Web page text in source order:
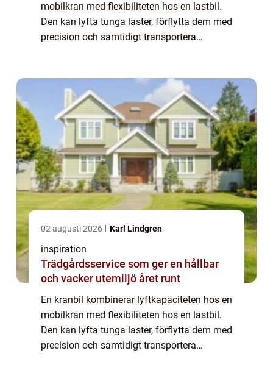
mobilkran med flexibiliteten hos en lastbil.
Den kan lyfta tunga laster, förflytta dem med
precision och samtidigt transportera
02 augusti 2026 Karl Lindgren
inspiration
Trädgårdsservice som ger en hållbar
och vacker utemiljö året runt
En kranbil kombinerar lyftkapaciteten hos en
mobilkran med flexibiliteten hos en lastbil.
Den kan lyfta tunga laster, förflytta dem med
precision och samtidigt transportera